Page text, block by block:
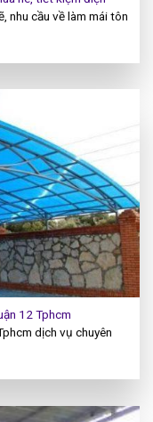
nhu cầu về làm mái tôn
12 Tphcm
dịch vụ chuyên